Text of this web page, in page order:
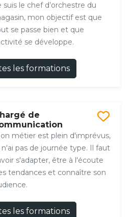
suis le chef d’orchestre du
mon objectif est que
se passe bien et que
se développe.
les formations
de
métier est plein d'imprévus,
n'ai pas de journée type. Il faut
s'adapter, être à l'écoute
tendances et connaître son
les formations